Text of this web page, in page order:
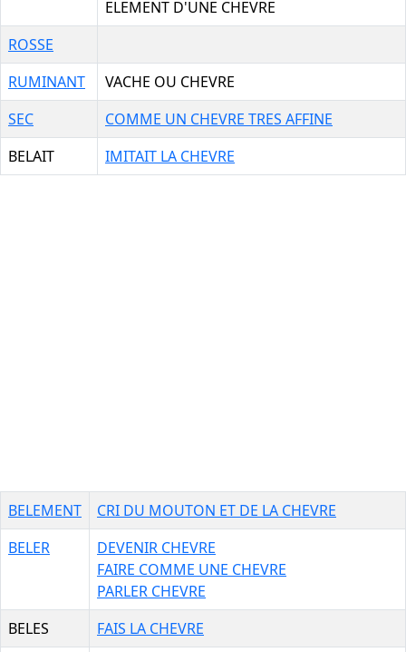
ELEMENT D'UNE CHEVRE
ROSSE
RUMINANT
VACHE OU CHEVRE
SEC
COMME UN CHEVRE TRES AFFINE
BELAIT
IMITAIT LA CHEVRE
BELEMENT
CRI DU MOUTON ET DE LA CHEVRE
BELER
DEVENIR CHEVRE
FAIRE COMME UNE CHEVRE
PARLER CHEVRE
BELES
FAIS LA CHEVRE